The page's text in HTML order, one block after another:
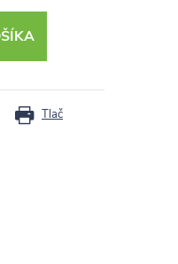
Tlač